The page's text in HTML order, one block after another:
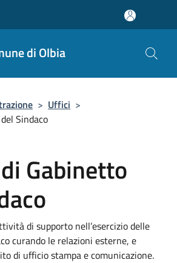
di Olbia
> Uffici >
Sindaco
Gabinetto
di supporto nell’esercizio delle
curando le relazioni esterne, e
di ufficio stampa e comunicazione.